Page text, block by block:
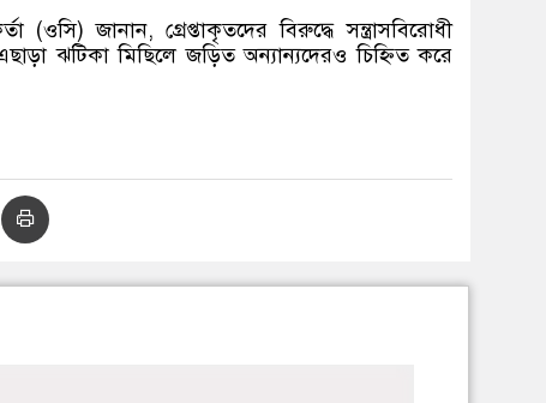
(ওসি) জানান, গ্রেপ্তাকৃতদের বিরুদ্ধে সন্ত্রাসবিরোধী
ঝটিকা মিছিলে জড়িত অন্যান্যদেরও চিহ্নিত করে